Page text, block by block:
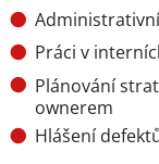
Práci v
Plánování
ownerem
Hlášení